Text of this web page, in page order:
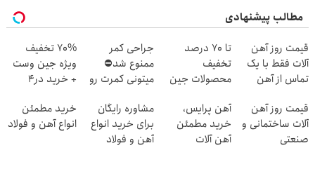
مطالب پیشنهادی
قیمت روز آهن
آلات فقط با یک
تماس از آهن
تا 70 درصد
تخفیف
محصولات جین
4 قسط
جراحی کمر
ممنوع شد⛔
میتونی کمرت رو
کنی! 👈🏻
پرسش‌نامه
70% تخفیف
ویژه جین وست
+ خرید در4
قیمت روز آهن
آلات ساختمانی و
صنعتی
آهن پرایس،
خرید مطمئن
آهن آلات
مشاوره رایگان
برای خرید انواع
آهن و فولاد
خرید مطمئن
انواع آهن و فولاد